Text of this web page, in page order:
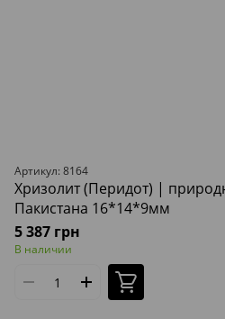
Артикул: 8164
Хризолит (Перидот) |
Пакистана 16*14*9мм
5 387 грн
В наличии